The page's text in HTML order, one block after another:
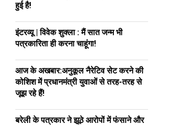
हुई है!
इंटरव्यू | विवेक शुक्ला : मैं सात जन्म भी
पत्रकारिता ही करना चाहूंगा!
आज के अखबार:अनुकूल नैरेटिव सेट करने की
कोशिश में प्रधानमंत्री युवाओं से तरह-तरह से
जूझ रहे हैं!
बरेली के पत्रकार ने झूठे आरोपों में फंसाने और